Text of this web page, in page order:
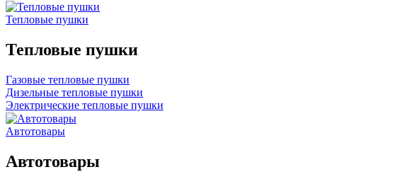
Тепловые пушки
Тепловые пушки
Газовые тепловые пушки
Дизельные тепловые пушки
Электрические тепловые пушки
Автотовары
Автотовары